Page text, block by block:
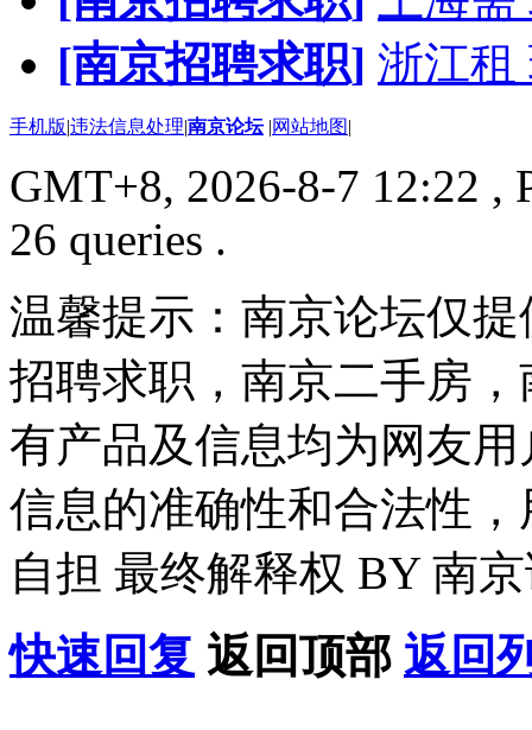
[南京招聘求职] 浙江租
手机版|违法信息处理|南京论坛 |网站地图|
GMT+8, 2026-8-7 12:22 ,
26 queries .
温馨提示：南京论坛仅
招聘求职，南京二手房
有产品及信息均为网友
信息的准确性和合法性
自担 最终解释权 BY 南
快速回复 返回顶部 返回